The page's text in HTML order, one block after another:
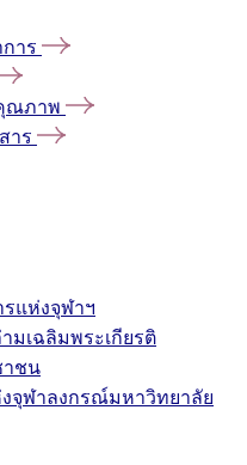
าร
ณภาพ
าร
แห่งจุฬาฯ
มเฉลิมพระเกียรติ
าชน
จุฬาลงกรณ์มหาวิทยาลัย